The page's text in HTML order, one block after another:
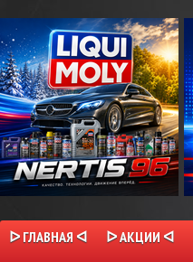
ᐅ ГЛАВНАЯ ᐊ ᐅ АКЦИИ ᐊ